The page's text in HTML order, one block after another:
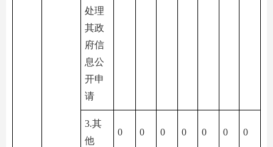
处理
其政
府信
息公
开申
请
3.其
他
0 0 0 0 0 0 0